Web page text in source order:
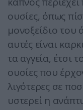
ουσίες, όπως
μονοξείδιο του
αυτές είναι
τα αγγεία, έτσι
ουσίες που
λιγότερες σε
υστερεί η